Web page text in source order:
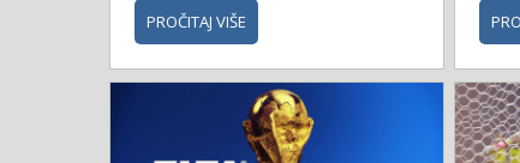
PROČITAJ VIŠE